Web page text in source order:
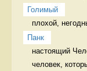
Голимый
плохой,
Панк
настоящий
человек,